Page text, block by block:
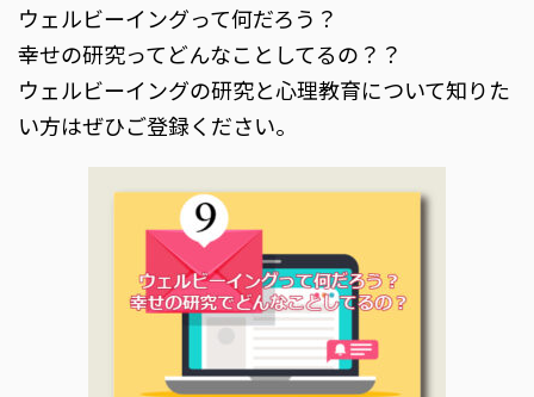
ウェルビーイングって何だろう？
幸せの研究ってどんなことしてるの？？
ウェルビーイングの研究と心理教育について知りた
い方はぜひご登録ください。